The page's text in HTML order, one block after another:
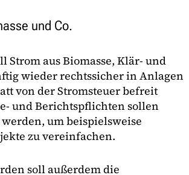
und Co.
Strom aus Biomasse, Klär- und
wieder rechtssicher in Anlagen
von der Stromsteuer befreit
und Berichtspflichten sollen
um beispielsweise
zu vereinfachen.
soll außerdem die